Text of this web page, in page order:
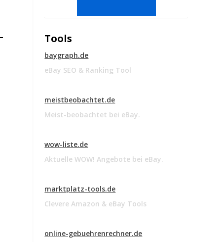
Tools
baygraph.de
eBay SEO & Ranking Tool
meistbeobachtet.de
Meist-beobachtet bei eBay.
wow-liste.de
Aktuelle WOW! Angebote bei eBay.
marktplatz-tools.de
Clevere Amazon & eBay Tools
online-gebuehrenrechner.de